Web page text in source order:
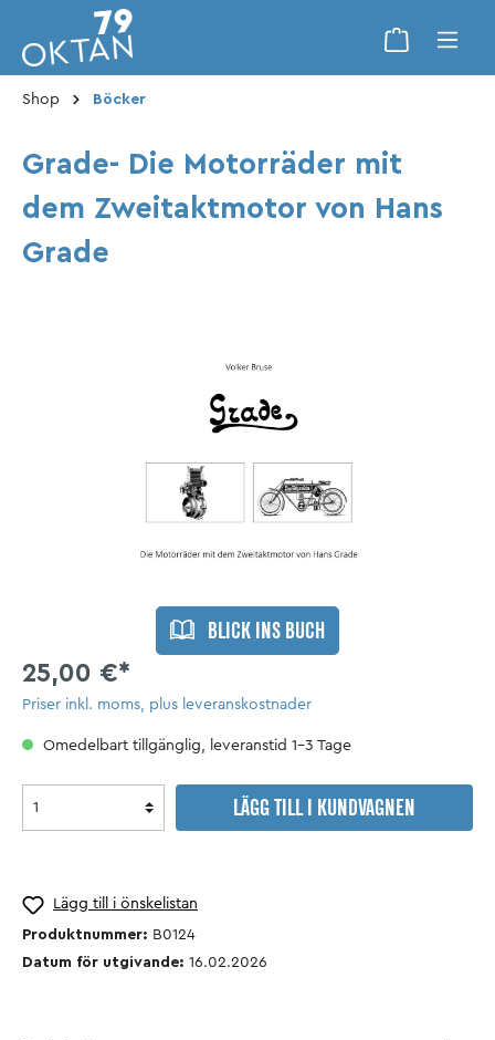
Shop Böcker
Grade- Die Motorräder mit
dem Zweitaktmotor von Hans
Grade
BLICK INS BUCH
25,00 €*
Priser inkl. moms, plus leveranskostnader
Omedelbart tillgänglig, leveranstid 1-3 Tage
LÄGG TILL I KUNDVAGNEN
Lägg till i önskelistan
Produktnummer: B0124
Datum för utgivande: 16.02.2026